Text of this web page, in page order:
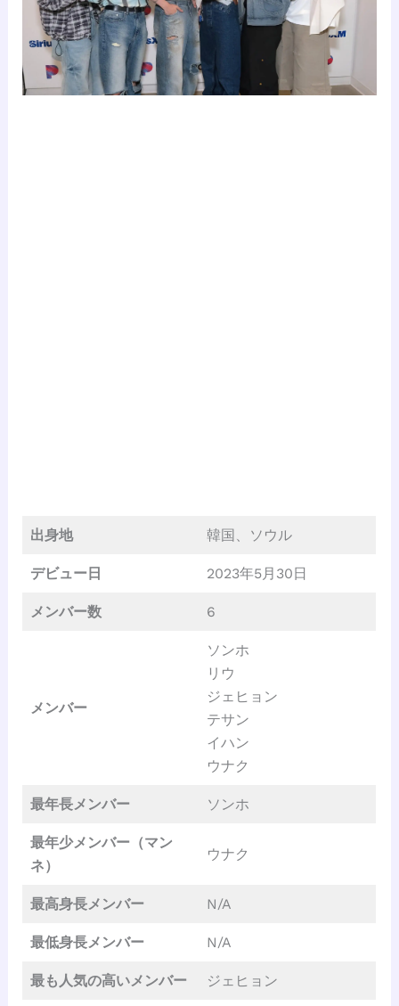
出身地 韓国、ソウル
デビュー日 2023年5月30日
メンバー数 6
メンバー
ソンホ
リウ
ジェヒョン
テサン
イハン
ウナク
最年長メンバー ソンホ
最年少メンバー（マン
ネ）
ウナク
最高身長メンバー N/A
最低身長メンバー N/A
最も人気の高いメンバー ジェヒョン